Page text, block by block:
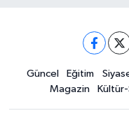
Güncel Eğitim
Magazin